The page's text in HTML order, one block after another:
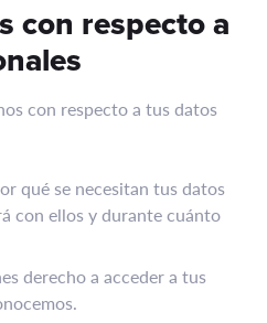
con respecto a
con respecto a tus datos
qué se necesitan tus datos
con ellos y durante cuánto
derecho a acceder a tus